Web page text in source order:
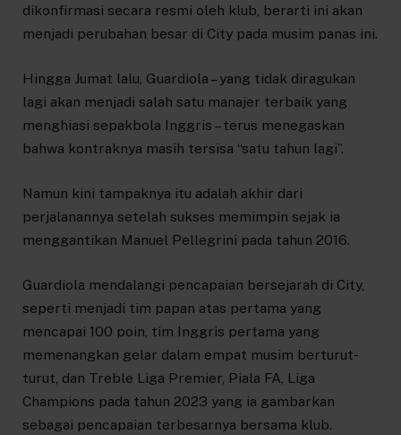
dikonfirmasi secara resmi oleh klub, berarti ini akan
menjadi perubahan besar di City pada musim panas ini.
Hingga Jumat lalu, Guardiola – yang tidak diragukan
lagi akan menjadi salah satu manajer terbaik yang
menghiasi sepakbola Inggris – terus menegaskan
bahwa kontraknya masih tersisa “satu tahun lagi”.
Namun kini tampaknya itu adalah akhir dari
perjalanannya setelah sukses memimpin sejak ia
menggantikan Manuel Pellegrini pada tahun 2016.
Guardiola mendalangi pencapaian bersejarah di City,
seperti menjadi tim papan atas pertama yang
mencapai 100 poin, tim Inggris pertama yang
memenangkan gelar dalam empat musim berturut-
turut, dan Treble Liga Premier, Piala FA, Liga
Champions pada tahun 2023 yang ia gambarkan
sebagai pencapaian terbesarnya bersama klub.